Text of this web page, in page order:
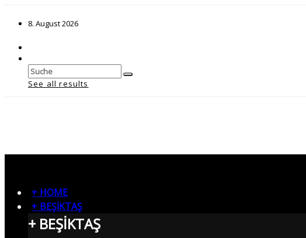
8. August 2026
See all results
+ HOME
+ BEŞİKTAŞ
+ BEŞİKTAŞ